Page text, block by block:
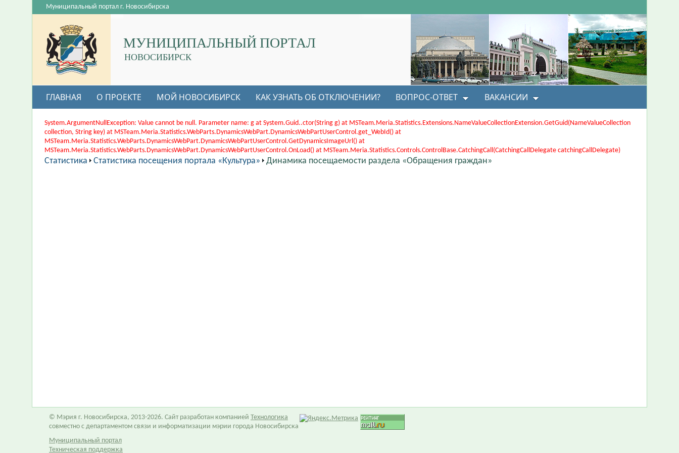
МУНИЦИПАЛЬНЫЙ ПОРТАЛ
НОВОСИБИРСК
Муниципальный портал г. Новосибирска
ГЛАВНАЯ О ПРОЕКТЕ МОЙ НОВОСИБИРСК КАК УЗНАТЬ ОБ ОТКЛЮЧЕНИИ? ВОПРОС-ОТВЕТ ВАКАНСИИ
System.ArgumentNullException: Value cannot be null. Parameter name: g at System.Guid..ctor(String g) at MSTeam.Meria.Statistics.Extensions.NameValueCollectionExtension.GetGuid(NameValueCollection
collection, String key) at MSTeam.Meria.Statistics.WebParts.DynamicsWebPart.DynamicsWebPartUserControl.get_WebId() at
MSTeam.Meria.Statistics.WebParts.DynamicsWebPart.DynamicsWebPartUserControl.GetDynamicsImageUrl() at
MSTeam.Meria.Statistics.WebParts.DynamicsWebPart.DynamicsWebPartUserControl.OnLoad() at MSTeam.Meria.Statistics.Controls.ControlBase.CatchingCall(CatchingCallDelegate catchingCallDelegate)
Статистика Статистика посещения портала «Культура» Динамика посещаемости раздела «Обращения граждан»
© Мэрия г. Новосибирска, 2013-2026. Сайт разработан компанией Технологика
совместно с департаментом связи и информатизации мэрии города Новосибирска
Муниципальный портал
Техническая поддержка